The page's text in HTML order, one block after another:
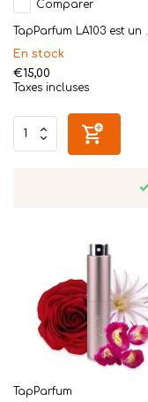
Comparer
TapParfum LA103 est un ...
En stock
€15,00
Taxes incluses
TapParfum